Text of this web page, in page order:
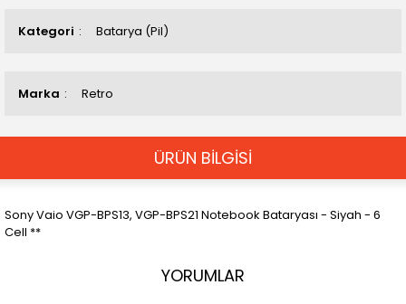
Kategori Batarya (Pil)
Marka Retro
ÜRÜN BİLGİSİ
Sony Vaio VGP-BPS13, VGP-BPS21 Notebook Bataryası - Siyah - 6
Cell **
YORUMLAR